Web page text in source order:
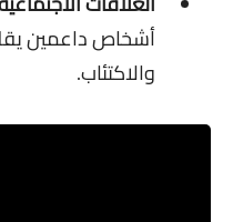
أشخاص داعمين
والاكتئاب.